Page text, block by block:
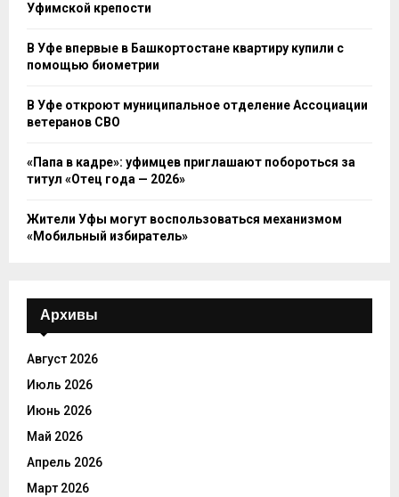
Уфимской крепости
В Уфе впервые в Башкортостане квартиру купили с
помощью биометрии
В Уфе откроют муниципальное отделение Ассоциации
ветеранов СВО
«Папа в кадре»: уфимцев приглашают побороться за
титул «Отец года — 2026»
Жители Уфы могут воспользоваться механизмом
«Мобильный избиратель»
Архивы
Август 2026
Июль 2026
Июнь 2026
Май 2026
Апрель 2026
Март 2026